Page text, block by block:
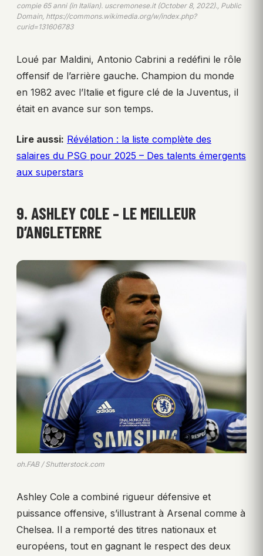
compie 65 anni (in Italian). uscremonese.it (October 8, 2022)., Public
Domain, https://commons.wikimedia.org/w/index.php?
curid=131606783
Loué par Maldini, Antonio Cabrini a redéfini le rôle
offensif de l’arrière gauche. Champion du monde
en 1982 avec l’Italie et figure clé de la Juventus, il
était en avance sur son temps.
Lire aussi: Révélation : la liste complète des
salaires du PSG pour 2025 – Des talents émergents
aux superstars
9. ASHLEY COLE – LE MEILLEUR
D’ANGLETERRE
ph.FAB / Shutterstock.com
Ashley Cole a combiné rigueur défensive et
puissance offensive, s’illustrant à Arsenal comme à
Chelsea. Il a remporté des titres nationaux et
européens, tout en gagnant le respect des deux